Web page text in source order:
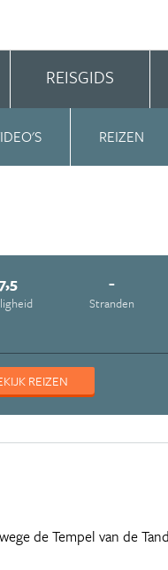
REISGIDS
REIZEN
-
Stranden
REIZEN
de Tempel van de